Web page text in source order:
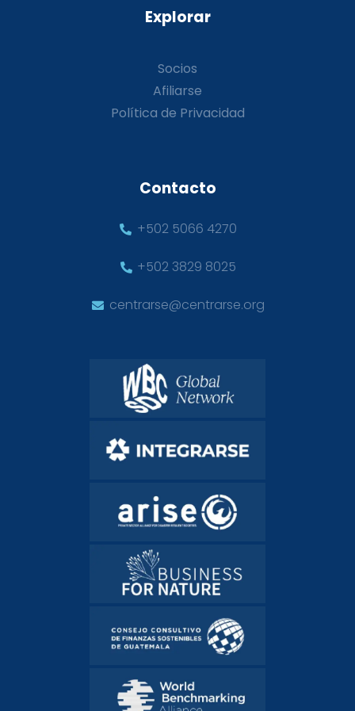
Explorar
Socios
Afiliarse
Política de Privacidad
Contacto
+502 5066 4270
+502 3829 8025
centrarse@centrarse.org